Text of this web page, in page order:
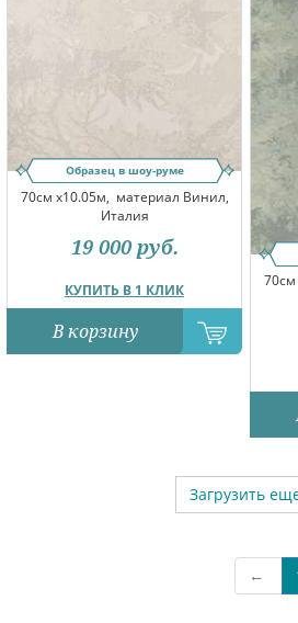
Образец в шоу-руме
70см x10.05м, материал Винил,
Италия
КУПИТЬ В 1 КЛИК
19 000 руб.
В корзину
Загрузить
←